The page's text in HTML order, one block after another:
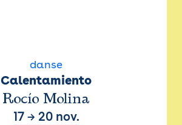
danse
Calentamiento
Rocío Molina
17→ 20 nov.